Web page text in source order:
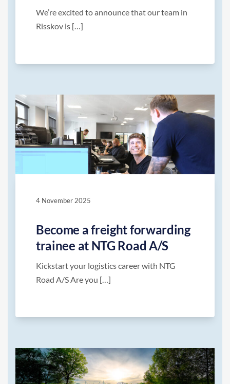
We’re excited to announce that our team in
Risskov is […]
4 November 2025
Become a freight forwarding
trainee at NTG Road A/S
Kickstart your logistics career with NTG
Road A/S Are you […]